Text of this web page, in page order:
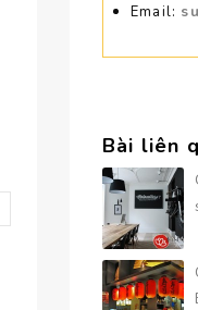
Email:
Bài liên